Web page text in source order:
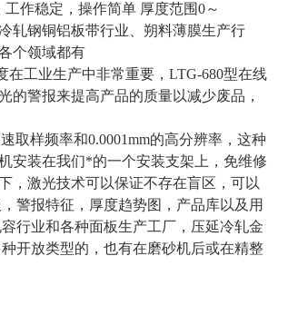
作稳定，操作简单 厚度范围0～
轧钢铜铝板带行业、朔料薄膜生产行
个领域都有
工业生产中非常重要，LTG-680型在线
警报来提高产品的质量以减少废品，
取样频率和0.0001mm的高分辨率，这种
安装在我们*的一个安装支架上，免维修
，激光技术可以保证不存在盲区，可以
警报特征，厚度趋势图，产品库以及用
行业和各种面板生产工厂，压延冷轧金
开放类型的，也有在磨砂机后或在精整